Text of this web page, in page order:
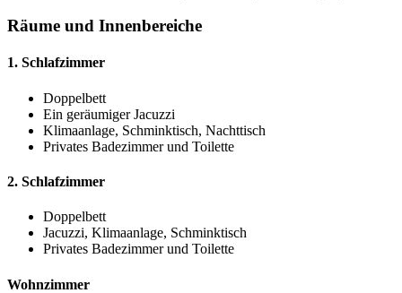
Räume und Innenbereiche
1. Schlafzimmer
Doppelbett
Ein geräumiger Jacuzzi
Klimaanlage, Schminktisch, Nachttisch
Privates Badezimmer und Toilette
2. Schlafzimmer
Doppelbett
Jacuzzi, Klimaanlage, Schminktisch
Privates Badezimmer und Toilette
Wohnzimmer